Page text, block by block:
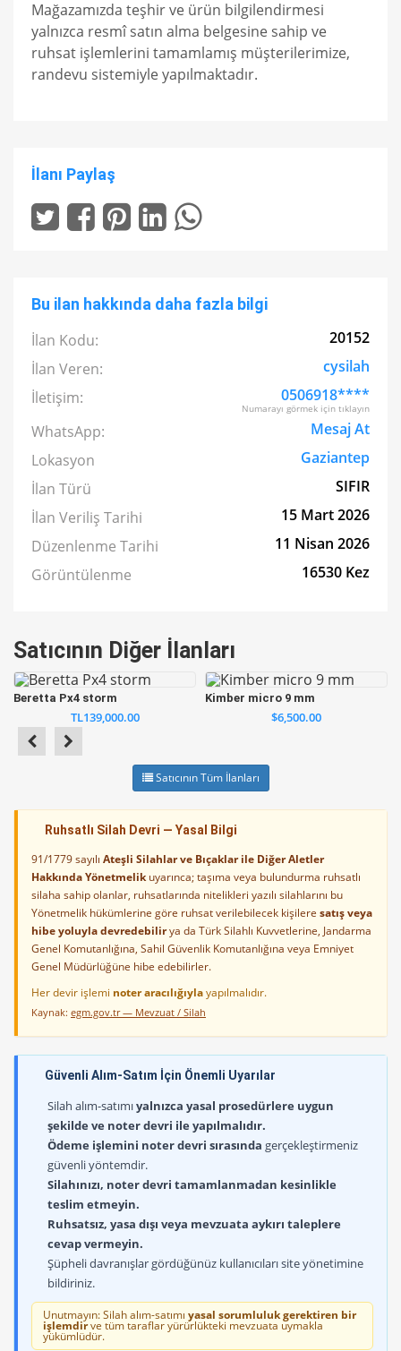
Mağazamızda teşhir ve ürün bilgilendirmesi
yalnızca resmî satın alma belgesine sahip ve
ruhsat işlemlerini tamamlamış müşterilerimize,
randevu sistemiyle yapılmaktadır.
İlanı Paylaş
Bu ilan hakkında daha fazla bilgi
İlan Kodu:
20152
İlan Veren:
cysilah
İletişim:
0506918****
Numarayı görmek için tıklayın
WhatsApp:
Mesaj At
Lokasyon
Gaziantep
İlan Türü
SIFIR
İlan Veriliş Tarihi
15 Mart 2026
Düzenlenme Tarihi
11 Nisan 2026
Görüntülenme
16530 Kez
Satıcının Diğer İlanları
Beretta Px4 storm
TL139,000.00
Kimber micro 9 mm
$6,500.00
Satıcının Tüm İlanları
Ruhsatlı Silah Devri — Yasal Bilgi
91/1779 sayılı Ateşli Silahlar ve Bıçaklar ile Diğer Aletler
Hakkında Yönetmelikuyarınca; taşıma veya bulundurma ruhsatlı
silaha sahip olanlar, ruhsatlarında nitelikleri yazılı silahlarını bu
Yönetmelik hükümlerine göre ruhsat verilebilecek kişilere satış veya
hibe yoluyla devredebilirya da Türk Silahlı Kuvvetlerine, Jandarma
Genel Komutanlığına, Sahil Güvenlik Komutanlığına veya Emniyet
Genel Müdürlüğüne hibe edebilirler.
Her devir işlemi noter aracılığıylayapılmalıdır.
Kaynak: egm.gov.tr — Mevzuat / Silah
Güvenli Alım-Satım İçin Önemli Uyarılar
Silah alım-satımıyalnızca yasal prosedürlere uygun
şekilde ve noter devri ile yapılmalıdır.
Ödeme işlemini noter devri sırasında gerçekleştirmeniz
güvenli yöntemdir.
Silahınızı, noter devri tamamlanmadan kesinlikle
teslim etmeyin.
Ruhsatsız, yasa dışı veya mevzuata aykırı taleplere
cevap vermeyin.
Şüpheli davranışlar gördüğünüz kullanıcıları site yönetimine
bildiriniz.
Unutmayın: Silah alım-satımı yasal sorumluluk gerektiren bir
işlemdirve tüm taraflar yürürlükteki mevzuata uymakla
yükümlüdür.